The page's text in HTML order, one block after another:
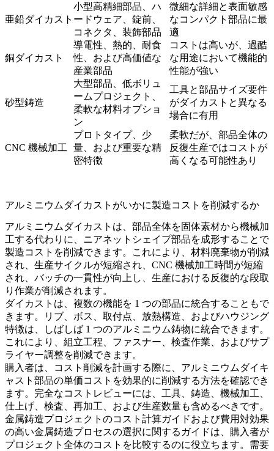
亜鉛ダイカスト
小型高精細部品、ハ
ードウェア、錠前、
コネクタ、装飾部品
微細な詳細と表面敏感
なコンパクト部品に最
適
銅ダイカスト
導電性、熱的、耐食
性、および高価値な
産業部品
コストは高いが、過酷
な用途において機能的
性能が強い
砂型鋳造
大型部品、低ボリュ
ームプロジェクト、
柔軟な材料オプショ
ン
工具と部品サイズ要件
がダイカストと異なる
場合に有用
CNC 機械加工
プロトタイプ、少
量、および重要な精
密特徴
柔軟だが、部品全体の
反復生産ではコストが
高くなる可能性あり
アルミニウムダイカストがいかに製造コストを削減するか
アルミニウムダイカストは、部品全体を固体素材から機械加
工する代わりに、ニアネットシェイプ部品を成形することで
製造コストを削減できます。これにより、材料廃棄物が削減
され、生産サイクルが短縮され、CNC 機械加工時間が短縮
され、バッチの一貫性が向上し、生産における反復的な段取
り作業が削減されます。
ダイカストは、複数の機能を 1 つの部品に統合することもで
きます。リブ、ボス、取付点、放熱構造、およびハウジング
特徴は、しばしば 1 つのアルミニウム鋳物に統合できます。
これにより、組立工程、ファスナー、検査作業、およびサプ
ライヤー調整を削減できます。
購入者は、コスト削減を計画する際に、 アルミニウムダイキ
ャスト部品の単価コストを効果的に削減する方法を確認でき
ます。完全なコストレビューには、工具、鋳造、機械加工、
仕上げ、検査、再加工、および生産数量も含めるべきです。
金属鋳造プロジェクトのコスト計算ガイドおよび費用対効果
の高い金属鋳造プロセスの選択に関するガイドは、購入者が
プロジェクト全体のコストを比較するのに役立ちます。需要